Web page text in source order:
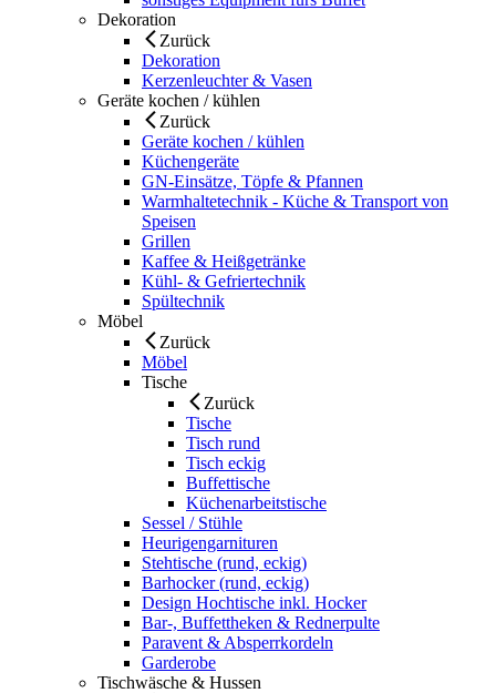
Dekoration
Zurück
Dekoration
Kerzenleuchter & Vasen
Geräte kochen / kühlen
Zurück
Geräte kochen / kühlen
Küchengeräte
GN-Einsätze, Töpfe & Pfannen
Warmhaltetechnik - Küche & Transport von
Speisen
Grillen
Kaffee & Heißgetränke
Kühl- & Gefriertechnik
Spültechnik
Möbel
Zurück
Möbel
Tische
Zurück
Tische
Tisch rund
Tisch eckig
Buffettische
Küchenarbeitstische
Sessel / Stühle
Heurigengarnituren
Stehtische (rund, eckig)
Barhocker (rund, eckig)
Design Hochtische inkl. Hocker
Bar-, Buffettheken & Rednerpulte
Paravent & Absperrkordeln
Garderobe
Tischwäsche & Hussen